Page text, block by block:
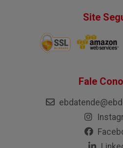
Site
Fale